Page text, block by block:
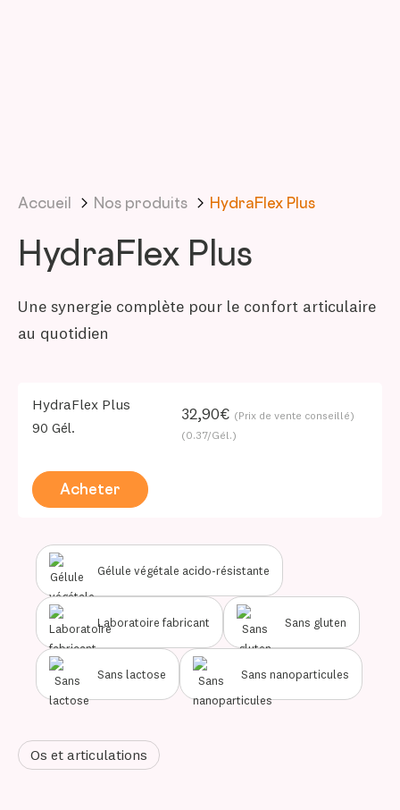
Accueil Nos produits HydraFlex Plus
HydraFlex Plus
Une synergie complète pour le confort articulaire
au quotidien
HydraFlex Plus
90 Gél.
32,90€ (Prix de vente conseillé)
(0.37/Gél.)
Acheter
Gélule végétale acido-résistante
Laboratoire fabricant Sans gluten
Sans lactose Sans nanoparticules
Os et articulations